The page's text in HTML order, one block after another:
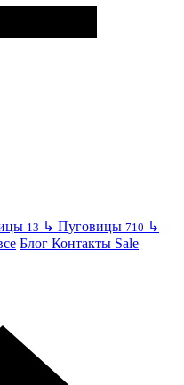
13 ↳ Пуговицы 710 ↳
Блог Контакты Sale